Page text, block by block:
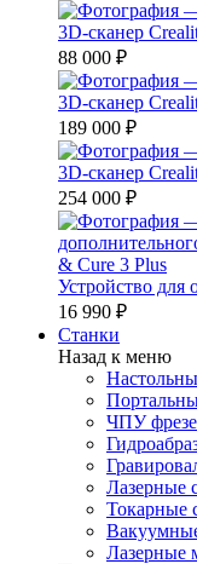
3D-сканер
88 000 ₽
3D-сканер
189 000 ₽
3D-сканер
254 000 ₽
Устройство для
16 990 ₽
Станки
Назад к меню
ЧПУ
Лазерные
Токарные
Лазерные